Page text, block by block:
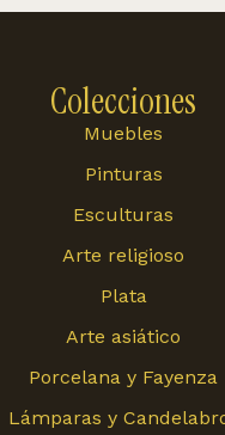
Colecciones
Muebles
Pinturas
Esculturas
Arte religioso
Plata
Arte asiático
Porcelana y Fayenza
Lámparas y